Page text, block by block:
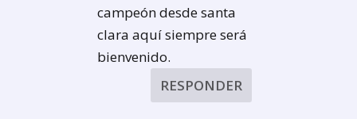
campeón desde santa
clara aquí siempre será
bienvenido.
RESPONDER